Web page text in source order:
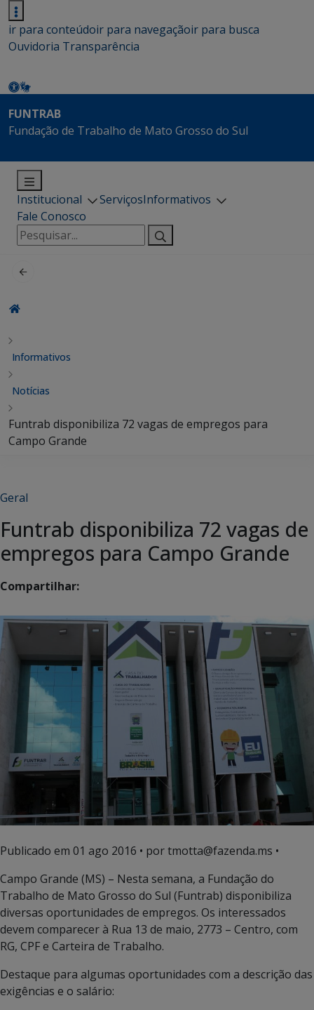
ir para conteúdoir para navegaçãoir para busca
Ouvidoria Transparência
FUNTRAB
Fundação de Trabalho de Mato Grosso do Sul
Institucional ServiçosInformativos
Fale Conosco
Pesquisar
por:
Informativos
Notícias
Funtrab disponibiliza 72 vagas de empregos para
Campo Grande
Geral
Funtrab disponibiliza 72 vagas de
empregos para Campo Grande
Compartilhar:
Publicado em 01 ago 2016 • por tmotta@fazenda.ms •
Campo Grande (MS) – Nesta semana, a Fundação do
Trabalho de Mato Grosso do Sul (Funtrab) disponibiliza
diversas oportunidades de empregos. Os interessados
devem comparecer à Rua 13 de maio, 2773 – Centro, com
RG, CPF e Carteira de Trabalho.
Destaque para algumas oportunidades com a descrição das
exigências e o salário: